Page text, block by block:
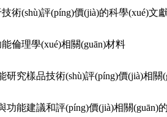
(shù)評(píng)價(jià)的科學(xué)文
理學(xué)相關(guān)材料
究樣品技術(shù)評(píng)價(jià)相關
能建議和評(píng)價(jià)相關(guān)